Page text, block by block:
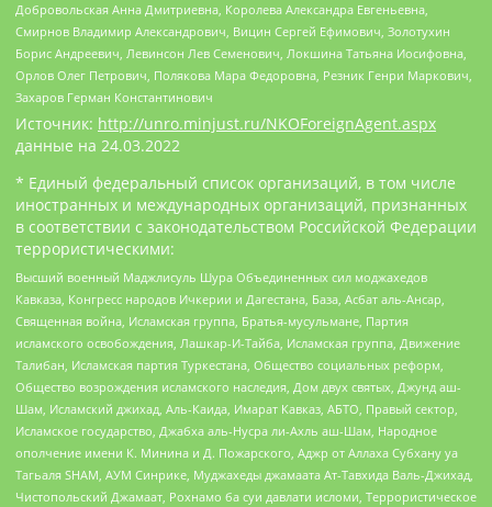
Добровольская Анна Дмитриевна, Королева Александра Евгеньевна,
Смирнов Владимир Александрович, Вицин Сергей Ефимович, Золотухин
Борис Андреевич, Левинсон Лев Семенович, Локшина Татьяна Иосифовна,
Орлов Олег Петрович, Полякова Мара Федоровна, Резник Генри Маркович,
Захаров Герман Константинович
Источник: http://unro.minjust.ru/NKOForeignAgent.aspx
данные на 24.03.2022
* Единый федеральный список организаций, в том числе
иностранных и международных организаций, признанных
в соответствии с законодательством Российской Федерации
террористическими:
Высший военный Маджлисуль Шура Объединенных сил моджахедов
Кавказа, Конгресс народов Ичкерии и Дагестана, База, Асбат аль-Ансар,
Священная война, Исламская группа, Братья-мусульмане, Партия
исламского освобождения, Лашкар-И-Тайба, Исламская группа, Движение
Талибан, Исламская партия Туркестана, Общество социальных реформ,
Общество возрождения исламского наследия, Дом двух святых, Джунд аш-
Шам, Исламский джихад, Аль-Каида, Имарат Кавказ, АБТО, Правый сектор,
Исламское государство, Джабха аль-Нусра ли-Ахль аш-Шам, Народное
ополчение имени К. Минина и Д. Пожарского, Аджр от Аллаха Субхану уа
Тагьаля SHAM, АУМ Синрике, Муджахеды джамаата Ат-Тавхида Валь-Джихад,
Чистопольский Джамаат, Рохнамо ба суи давлати исломи, Террористическое